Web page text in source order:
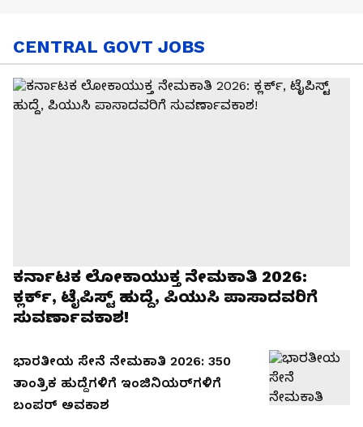
CENTRAL GOVT JOBS
ಕರ್ನಾಟಕ ಲೋಕಾಯುಕ್ತ ನೇಮಕಾತಿ 2026:
ಕ್ಲರ್ಕ್, ಟೈಪಿಸ್ಟ್ ಹುದ್ದೆ, ಪಿಯುಸಿ ಪಾಸಾದವರಿಗೆ
ಸುವರ್ಣಾವಕಾಶ!
ಭಾರತೀಯ ಸೇನೆ ನೇಮಕಾತಿ 2026: 350
ತಾಂತ್ರಿಕ ಹುದ್ದೆಗಳಿಗೆ ಇಂಜಿನಿಯರ್‌ಗಳಿಗೆ
ಬಂಪರ್ ಅವಕಾಶ